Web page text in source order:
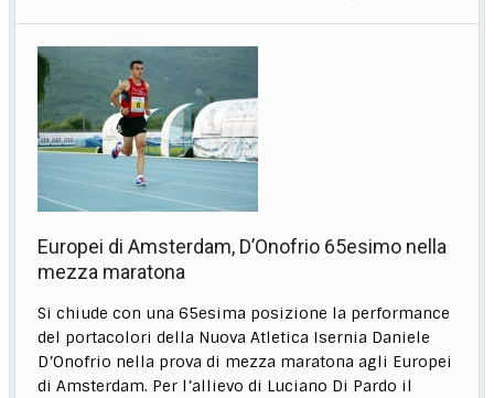
Europei di Amsterdam, D’Onofrio 65esimo nella
mezza maratona
Si chiude con una 65esima posizione la performance
del portacolori della Nuova Atletica Isernia Daniele
D’Onofrio nella prova di mezza maratona agli Europei
di Amsterdam. Per l’allievo di Luciano Di Pardo il